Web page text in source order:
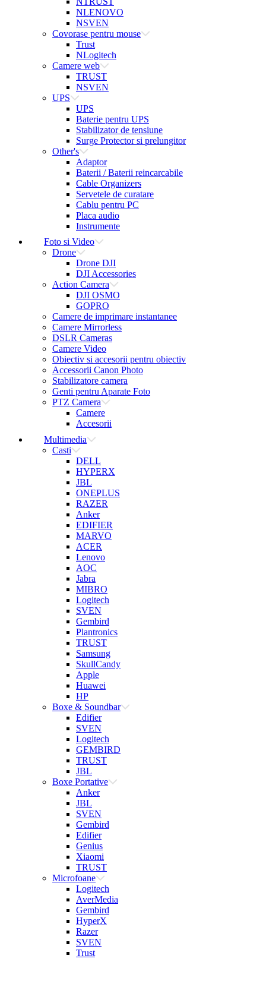
NLENOVO
NSVEN
Covorase pentru mouse
Trust
NLogitech
Camere web
TRUST
NSVEN
UPS
UPS
Baterie pentru UPS
Stabilizator de tensiune
Surge Protector si prelungitor
Other's
Adaptor
Baterii / Baterii reincarcabile
Cable Organizers
Servetele de curatare
Cablu pentru PC
Placa audio
Instrumente
Foto si Video
Drone
Drone DJI
DJI Accessories
Action Camera
DJI OSMO
GOPRO
Camere de imprimare instantanee
Camere Mirrorless
DSLR Cameras
Camere Video
Obiectiv si accesorii pentru obiectiv
Accessorii Canon Photo
Stabilizatore camera
Genti pentru Aparate Foto
PTZ Camera
Camere
Accesorii
Multimedia
Casti
DELL
HYPERX
JBL
ONEPLUS
RAZER
Anker
EDIFIER
MARVO
ACER
Lenovo
AOC
Jabra
MIBRO
Logitech
SVEN
Gembird
Plantronics
TRUST
Samsung
SkullCandy
Apple
Huawei
HP
Boxe & Soundbar
Edifier
SVEN
Logitech
GEMBIRD
TRUST
JBL
Boxe Portative
Anker
JBL
SVEN
Gembird
Edifier
Genius
Xiaomi
TRUST
Microfoane
Logitech
AverMedia
Gembird
HyperX
Razer
SVEN
Trust